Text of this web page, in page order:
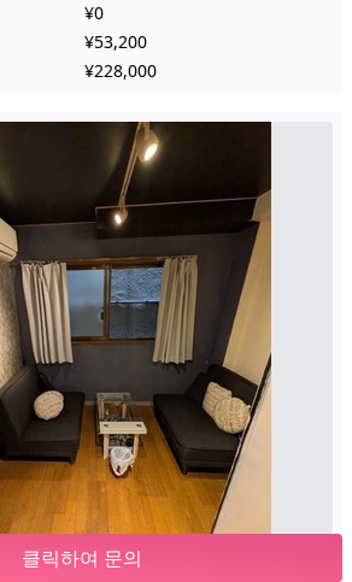
¥0
¥53,200
¥228,000
클릭하여 문의